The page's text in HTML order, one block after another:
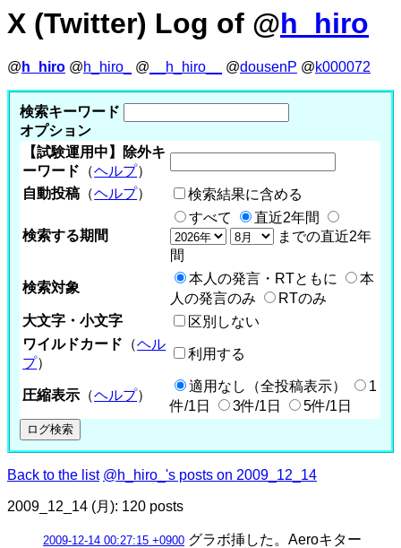
X (Twitter) Log of @h_hiro
@ h_hiro @h_hiro_ @ __h_hiro__ @dousenP @k000072
検索キーワード
オプション
【試験運用中】除外キ
ーワード （ヘルプ）
自動投稿 （ヘルプ） 検索結果に含める
検索する期間
すべて
直近2年間
までの直近2年
間
検索対象
本人の発言・RTともに
本
人の発言のみ
RTのみ
大文字・小文字
区別しない
ワイルドカード （ヘル
プ）
利用する
圧縮表示 （ヘルプ）
適用なし（全投稿表示）
1
件/1日
3件/1日 5件/1日
Back to the list @h_hiro_'s posts on 2009_12_14
2009_12_14 (月): 120 posts
2009-12-14 00:27:15 +0900 グラボ挿した。Aeroキター